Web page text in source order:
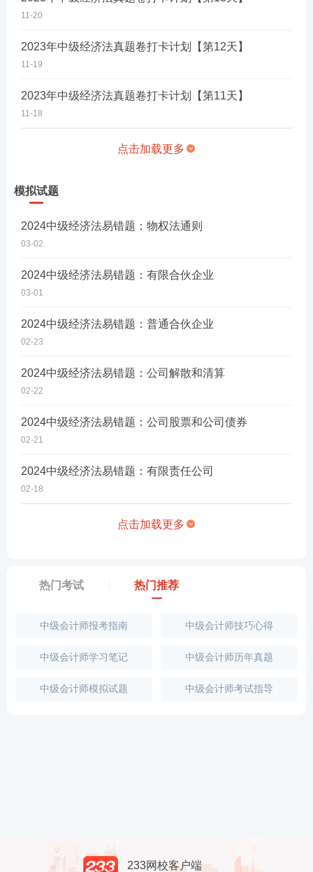
11-20
2023年中级经济法真题卷打卡计划【第12天】
11-19
2023年中级经济法真题卷打卡计划【第11天】
11-18
点击加载更多
模拟试题
2024中级经济法易错题：物权法通则
03-02
2024中级经济法易错题：有限合伙企业
03-01
2024中级经济法易错题：普通合伙企业
02-23
2024中级经济法易错题：公司解散和清算
02-22
2024中级经济法易错题：公司股票和公司债券
02-21
2024中级经济法易错题：有限责任公司
02-18
点击加载更多
热门考试 热门推荐
中级会计师报考指南 中级会计师技巧心得
中级会计师学习笔记 中级会计师历年真题
中级会计师模拟试题 中级会计师考试指导
233网校客户端